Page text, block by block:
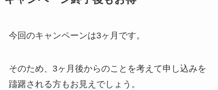
今回のキャンペーンは3ヶ月です。
そのため、3ヶ月後からのことを考えて申し込みを
躊躇される方もお見えでしょう。